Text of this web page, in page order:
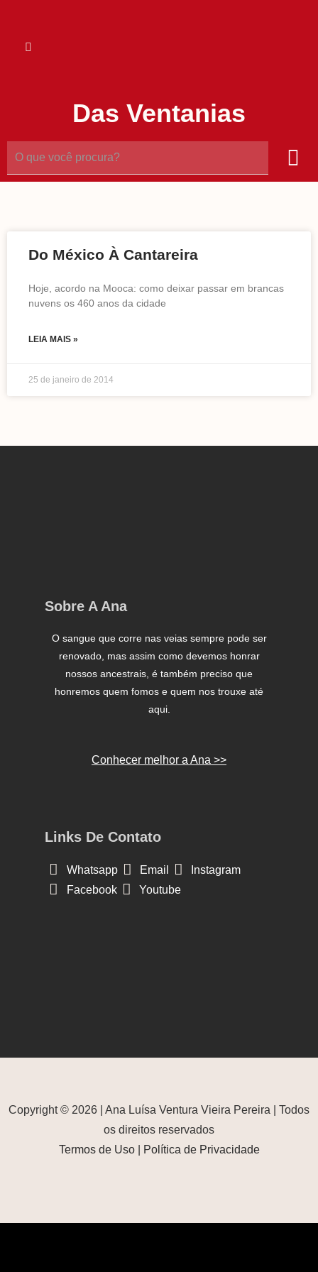
Das Ventanias
Do México À Cantareira
Hoje, acordo na Mooca: como deixar passar em brancas
nuvens os 460 anos da cidade
LEIA MAIS »
25 de janeiro de 2014
Sobre A Ana
O sangue que corre nas veias sempre pode ser
renovado, mas assim como devemos honrar
nossos ancestrais, é também preciso que
honremos quem fomos e quem nos trouxe até
aqui.
Conhecer melhor a Ana >>
Links De Contato
Whatsapp Email
Instagram
Facebook
Youtube
Copyright © 2026 | Ana Luísa Ventura Vieira Pereira | Todos
os direitos reservados
Termos de Uso| Política de Privacidade